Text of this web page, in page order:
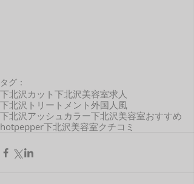
タグ：
下北沢カット 下北沢美容室求人
下北沢トリートメント 外国人風
下北沢アッシュカラー下北沢美容室おすすめ
hotpepper下北沢美容室クチコミ